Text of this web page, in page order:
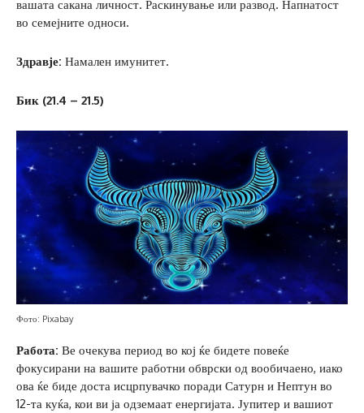
вашата сакана личност. Раскинување или развод. Напнатост
во семејните односи.
Здравје: Намален имунитет.
Бик (21.4 – 21.5)
Фото: Pixabay
Работа: Ве очекува период во кој ќе бидете повеќе
фокусирани на вашите работни обврски од вообичаено, иако
ова ќе биде доста исцрпувачко поради Сатурн и Нептун во
12-та куќа, кои ви ја одземаат енергијата. Јупитер и вашиот